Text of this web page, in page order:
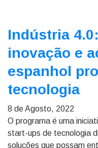
Indústria
inovação e
espanhol
tecnologia
8 de Agosto, 2022
O programa é uma
start-ups de tecnologia
soluções que possam